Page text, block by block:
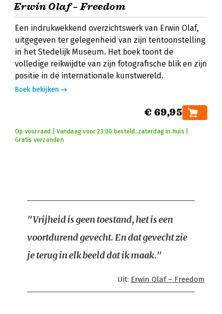
Erwin Olaf – Freedom
Een indrukwekkend overzichtswerk van Erwin Olaf,
uitgegeven ter gelegenheid van zijn tentoonstelling
in het Stedelijk Museum. Het boek toont de
volledige reikwijdte van zijn fotografische blik en zijn
positie in de internationale kunstwereld.
Boek bekijken
€ 69,95
Op voorraad | Vandaag voor 23:00 besteld, zaterdag in huis |
Gratis verzonden
"Vrijheid is geen toestand, het is een
voortdurend gevecht. En dat gevecht zie
je terug in elk beeld dat ik maak."
Uit: Erwin Olaf – Freedom